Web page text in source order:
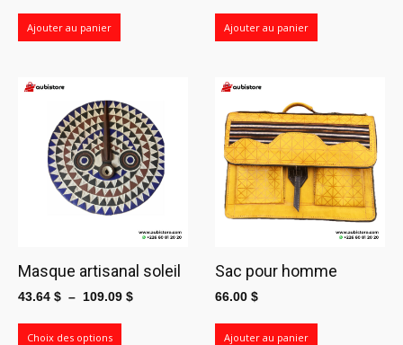
Ajouter au panier Ajouter au panier
Masque artisanal soleil
43.64 $ – 109.09 $Plage
Choix des options
Sac pour homme
66.00 $
Ajouter au panier